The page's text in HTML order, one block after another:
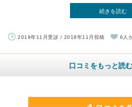
続きを読む
2019年11月受診 / 2019年11月投稿 6人
口コミをもっと読